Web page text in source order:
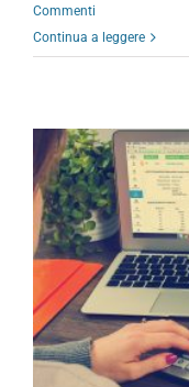
Commenti
Continua a leggere